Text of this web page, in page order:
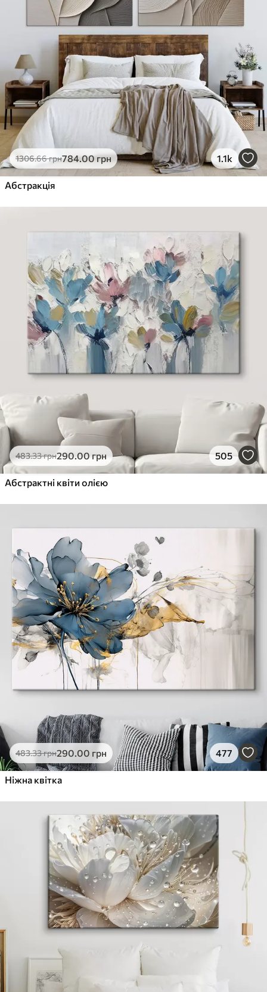
1306.66грн784.00грн 1.1k
Абстракція
483.33грн290.00грн 505
Абстрактні квіти олією
483.33грн290.00 грн 477
Ніжна квітка